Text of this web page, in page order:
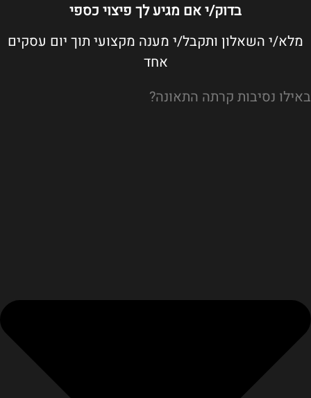
בדוק/י אם מגיע לך פיצוי כספי
מלא/י השאלון ותקבל/י מענה מקצועי תוך יום עסקים
אחד
באילו נסיבות קרתה התאונה?